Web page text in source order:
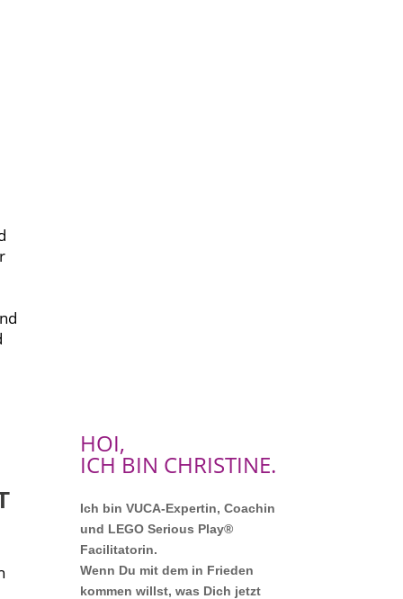
HOI,
ICH BIN CHRISTINE.
Ich bin VUCA-Expertin, Coachin
und LEGO Serious Play®
Facilitatorin.
Wenn Du mit dem in Frieden
kommen willst, was Dich jetzt